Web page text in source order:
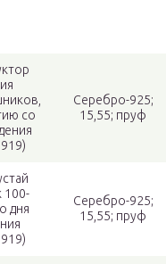
со
Серебро-925;
15,55; пруф
100-
дня
Серебро-925;
15,55; пруф